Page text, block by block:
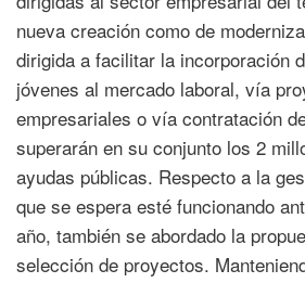
nueva creación como de
dirigida a facilitar la incorporación
jóvenes al mercado laboral, vía
empresariales o vía contratación
superarán en su conjunto los 2
ayudas públicas. Respecto a la
que se espera esté funcionando
año, también se abordado la
selección de proyectos.